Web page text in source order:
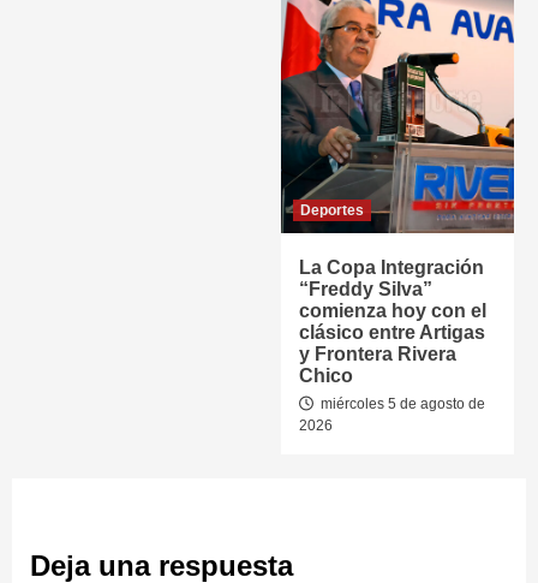
Deportes
La Copa Integración
“Freddy Silva”
comienza hoy con el
clásico entre Artigas
y Frontera Rivera
Chico
miércoles 5 de agosto de
2026
Deja una respuesta